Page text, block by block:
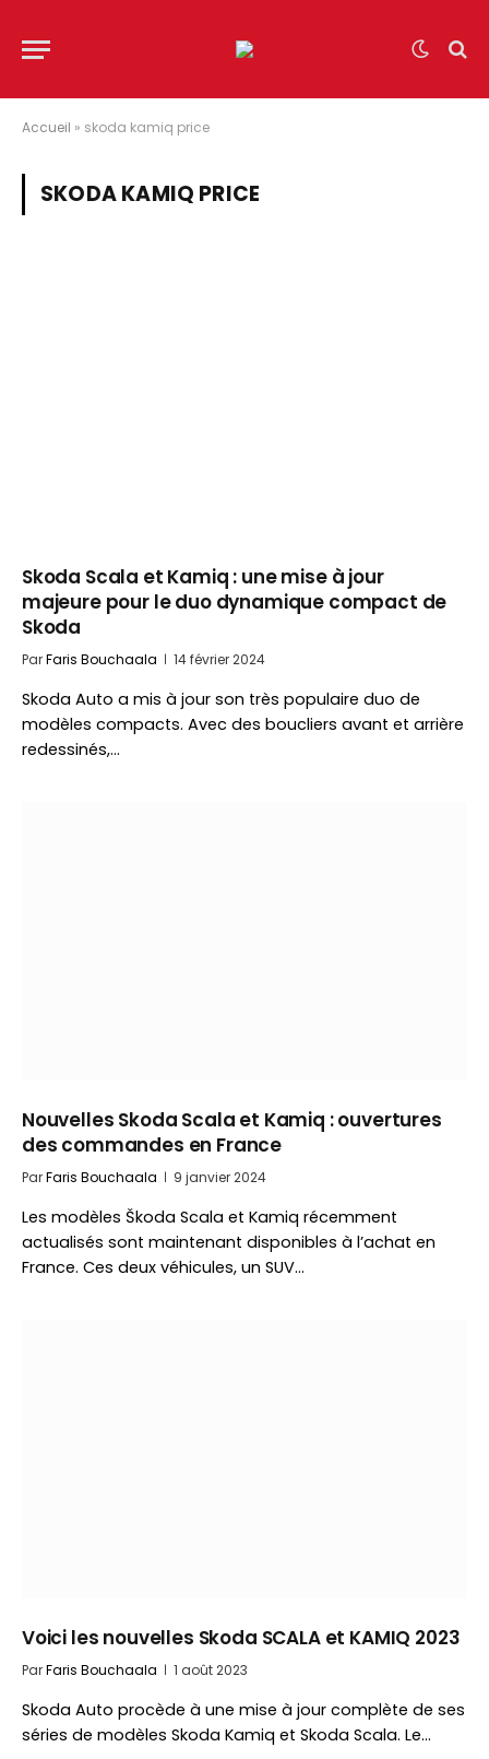
Accueil » skoda kamiq price
SKODA KAMIQ PRICE
Skoda Scala et Kamiq : une mise à jour
majeure pour le duo dynamique compact de
Skoda
ParFaris Bouchaala 14 février 2024
Skoda Auto a mis à jour son très populaire duo de
modèles compacts. Avec des boucliers avant et arrière
redessinés,…
Nouvelles Skoda Scala et Kamiq : ouvertures
des commandes en France
ParFaris Bouchaala 9 janvier 2024
Les modèles Škoda Scala et Kamiq récemment
actualisés sont maintenant disponibles à l’achat en
France. Ces deux véhicules, un SUV…
Voici les nouvelles Skoda SCALA et KAMIQ 2023
ParFaris Bouchaala 1 août 2023
Skoda Auto procède à une mise à jour complète de ses
séries de modèles Skoda Kamiq et Skoda Scala. Le…